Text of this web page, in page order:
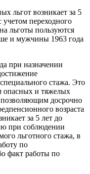
льгот возникает за 5
учетом переходного
льготы пользуются
и мужчины 1963 года
при назначении
стажа. Это
опасных и тяжелых
досрочно
возраста
за 5 лет до
при соблюдении
льготного стажа, в
по
факт работы по